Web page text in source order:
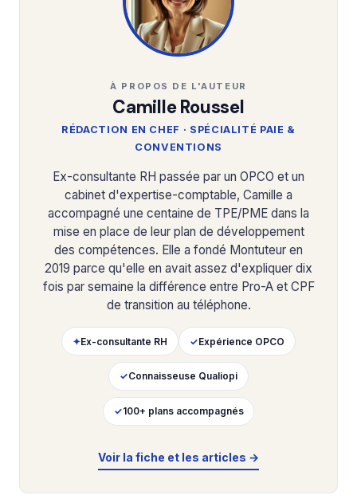
À PROPOS DE L'AUTEUR
Camille Roussel
RÉDACTION EN CHEF · SPÉCIALITÉ PAIE &
CONVENTIONS
Ex-consultante RH passée par un OPCO et un
cabinet d'expertise-comptable, Camille a
accompagné une centaine de TPE/PME dans la
mise en place de leur plan de développement
des compétences. Elle a fondé Montuteur en
2019 parce qu'elle en avait assez d'expliquer dix
fois par semaine la différence entre Pro-A et CPF
de transition au téléphone.
✦Ex-consultante RH ✓Expérience OPCO
✓Connaisseuse Qualiopi
✓100+ plans accompagnés
Voir la fiche et les articles →